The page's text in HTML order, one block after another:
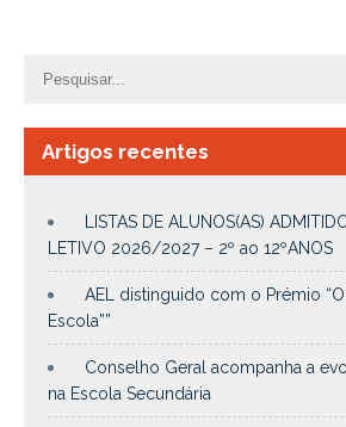
Artigos recentes
LISTAS DE ALUNOS(AS)
LETIVO 2026/2027 – 2º ao 12ºANOS
AEL distinguido com o Prémio
Escola””
Conselho Geral acompanha a
na Escola Secundária